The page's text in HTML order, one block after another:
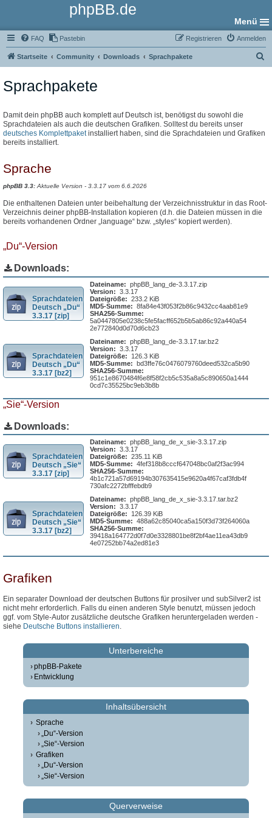
phpBB.de
Menü
FAQ Pastebin Anmelden
Registrieren
Startseite Community Downloads Sprachpakete
Sprachpakete
Damit dein phpBB auch komplett auf Deutsch ist, benötigst du sowohl die
Sprachdateien als auch die deutschen Grafiken. Solltest du bereits unser
deutsches Komplettpaketinstalliert haben, sind die Sprachdateien und Grafiken
bereits installiert.
Sprache
phpBB 3.3:Aktuelle Version - 3.3.17 vom 6.6.2026
Die enthaltenen Dateien unter beibehaltung der Verzeichnisstruktur in das Root-
Verzeichnis deiner phpBB-Installation kopieren (d.h. die Dateien müssen in die
bereits vorhandenen Ordner „language“ bzw. „styles“ kopiert werden).
„Du“-Version
Downloads:
Sprachdateien
Deutsch „Du“
3.3.17 [zip]
Dateiname: phpBB_lang_de-3.3.17.zip
Version: 3.3.17
Dateigröße: 233.2 KiB
MD5-Summe: 8fa84e43f053f2b86c9432cc4aab81e9
SHA256-Summe:
5a0447805e0238c5fe5facff652b5b5ab86c92a440a54
2e772840d0d70d6cb23
Sprachdateien
Deutsch „Du“
3.3.17 [bz2]
Dateiname: phpBB_lang_de-3.3.17.tar.bz2
Version: 3.3.17
Dateigröße:
126.3 KiB
MD5-Summe: bd3ffe76c0476079760deed532ca5b90
SHA256-Summe:
951c1e8670484f6e8f58f2cb5c535a8a5c890650a1444
0cd7c35525bc9eb3b8b
„Sie“-Version
Downloads:
Sprachdateien
Deutsch „Sie“
3.3.17 [zip]
Dateiname: phpBB_lang_de_x_sie-3.3.17.zip
Version: 3.3.17
Dateigröße: 235.11 KiB
MD5-Summe: 4fef318b8cccf647048bc0af2f3ac994
SHA256-Summe:
4b1c721a57d69194b307635415e9620a4f67caf3fdb4f
730afc2272bfffebdb9
Sprachdateien
Deutsch „Sie“
3.3.17 [bz2]
Dateiname: phpBB_lang_de_x_sie-3.3.17.tar.bz2
Version: 3.3.17
Dateigröße:
126.39 KiB
MD5-Summe: 488a62c85040ca5a150f3d73f264060a
SHA256-Summe:
39418a164772d0f7d0e3328801be8f2bf4ae11ea43db9
4e07252bb74a2ed81e3
Grafiken
Ein separater Download der deutschen Buttons für prosilver und subSilver2 ist
nicht mehr erforderlich. Falls du einen anderen Style benutzt, müssen jedoch
ggf. vom Style-Autor zusätzliche deutsche Grafiken heruntergeladen werden -
siehe Deutsche Buttons installieren.
Unterbereiche
phpBB-Pakete
Entwicklung
Inhaltsübersicht
Sprache
„Du“-Version
„Sie“-Version
Grafiken
„Du“-Version
„Sie“-Version
Querverweise